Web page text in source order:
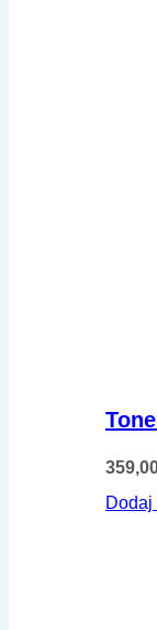
Dodaj